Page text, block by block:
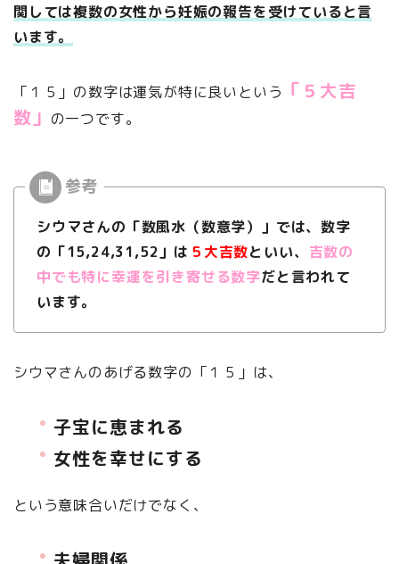
関しては複数の女性から妊娠の報告を受けていると言
います。
「１５」の数字は運気が特に良いという 「５大吉
数」 の一つです。
シウマさんの「数風水（数意学）」では、数字
の「15,24,31,52」 は ５大吉数といい、 吉数の
中でも特に幸運を引き寄せる数字だと言われて
います。
シウマさんのあげる数字の「１５」は、
子宝に恵まれる
女性を幸せにする
という意味合いだけでなく、